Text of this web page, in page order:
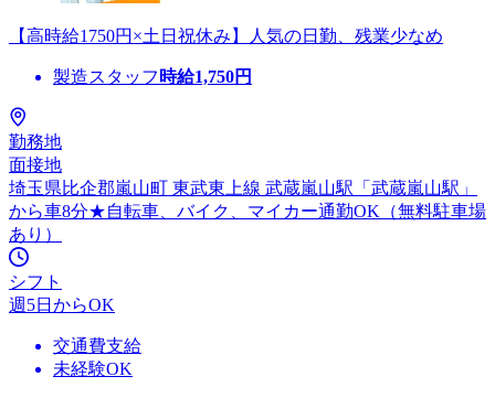
【高時給1750円×土日祝休み】人気の日勤、残業少なめ
製造スタッフ 時給1,750円
勤務地
面接地
埼玉県比企郡嵐山町 東武東上線 武蔵嵐山駅「武蔵嵐山駅」
から車8分★自転車、バイク、マイカー通勤OK（無料駐車場
あり）
シフト
週5日からOK
交通費支給
未経験OK